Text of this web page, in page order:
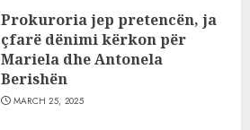
Prokuroria jep pretencën, ja
çfarë dënimi kërkon për
Mariela dhe Antonela
Berishën
MARCH 25, 2025